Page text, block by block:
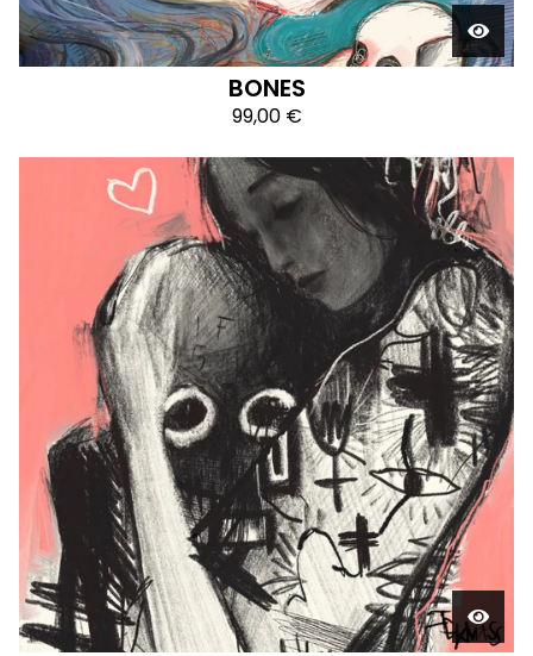
BONES
99,00 €